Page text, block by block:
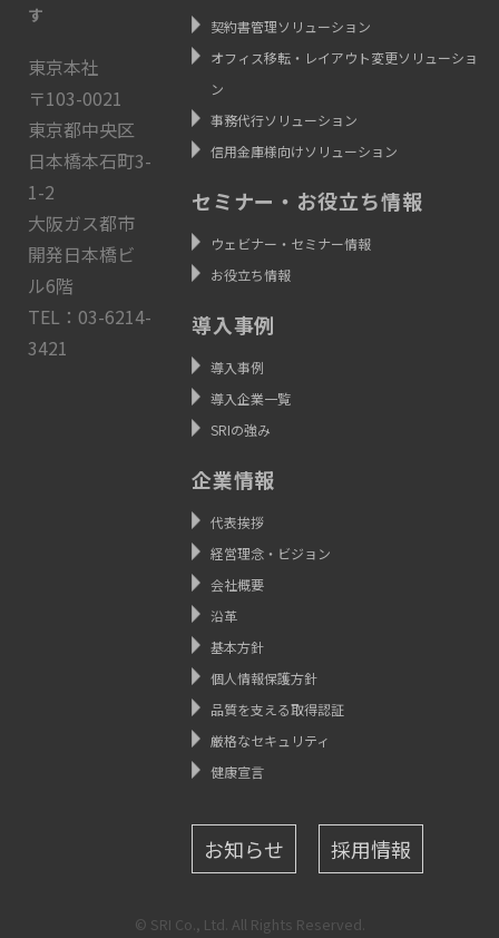
す
東京本社
〒103-0021
東京都中央区
日本橋本石町3-
1-2
大阪ガス都市
開発日本橋ビ
ル6階
TEL：03-6214-
3421
契約書管理ソリューション
オフィス移転・レイアウト変更ソリューショ
ン
事務代行ソリューション
信用金庫様向けソリューション
セミナー・お役立ち情報
ウェビナー・セミナー情報
お役立ち情報
導入事例
導入事例
導入企業一覧
SRIの強み
企業情報
代表挨拶
経営理念・ビジョン
会社概要
沿革
基本方針
個人情報保護方針
品質を支える取得認証
厳格なセキュリティ
健康宣言
お知らせ 採用情報
© SRI Co., Ltd. All Rights Reserved.